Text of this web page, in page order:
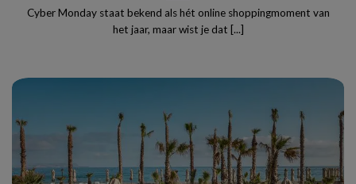
Cyber Monday staat bekend als hét online shoppingmoment van
het jaar, maar wist je dat [...]